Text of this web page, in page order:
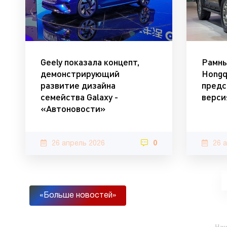
Geely показала концепт,
демонстрирующий
развитие дизайна
семейства Galaxy -
«Автоновости»
26 апрель 2026 0 26
«Больше новостей»